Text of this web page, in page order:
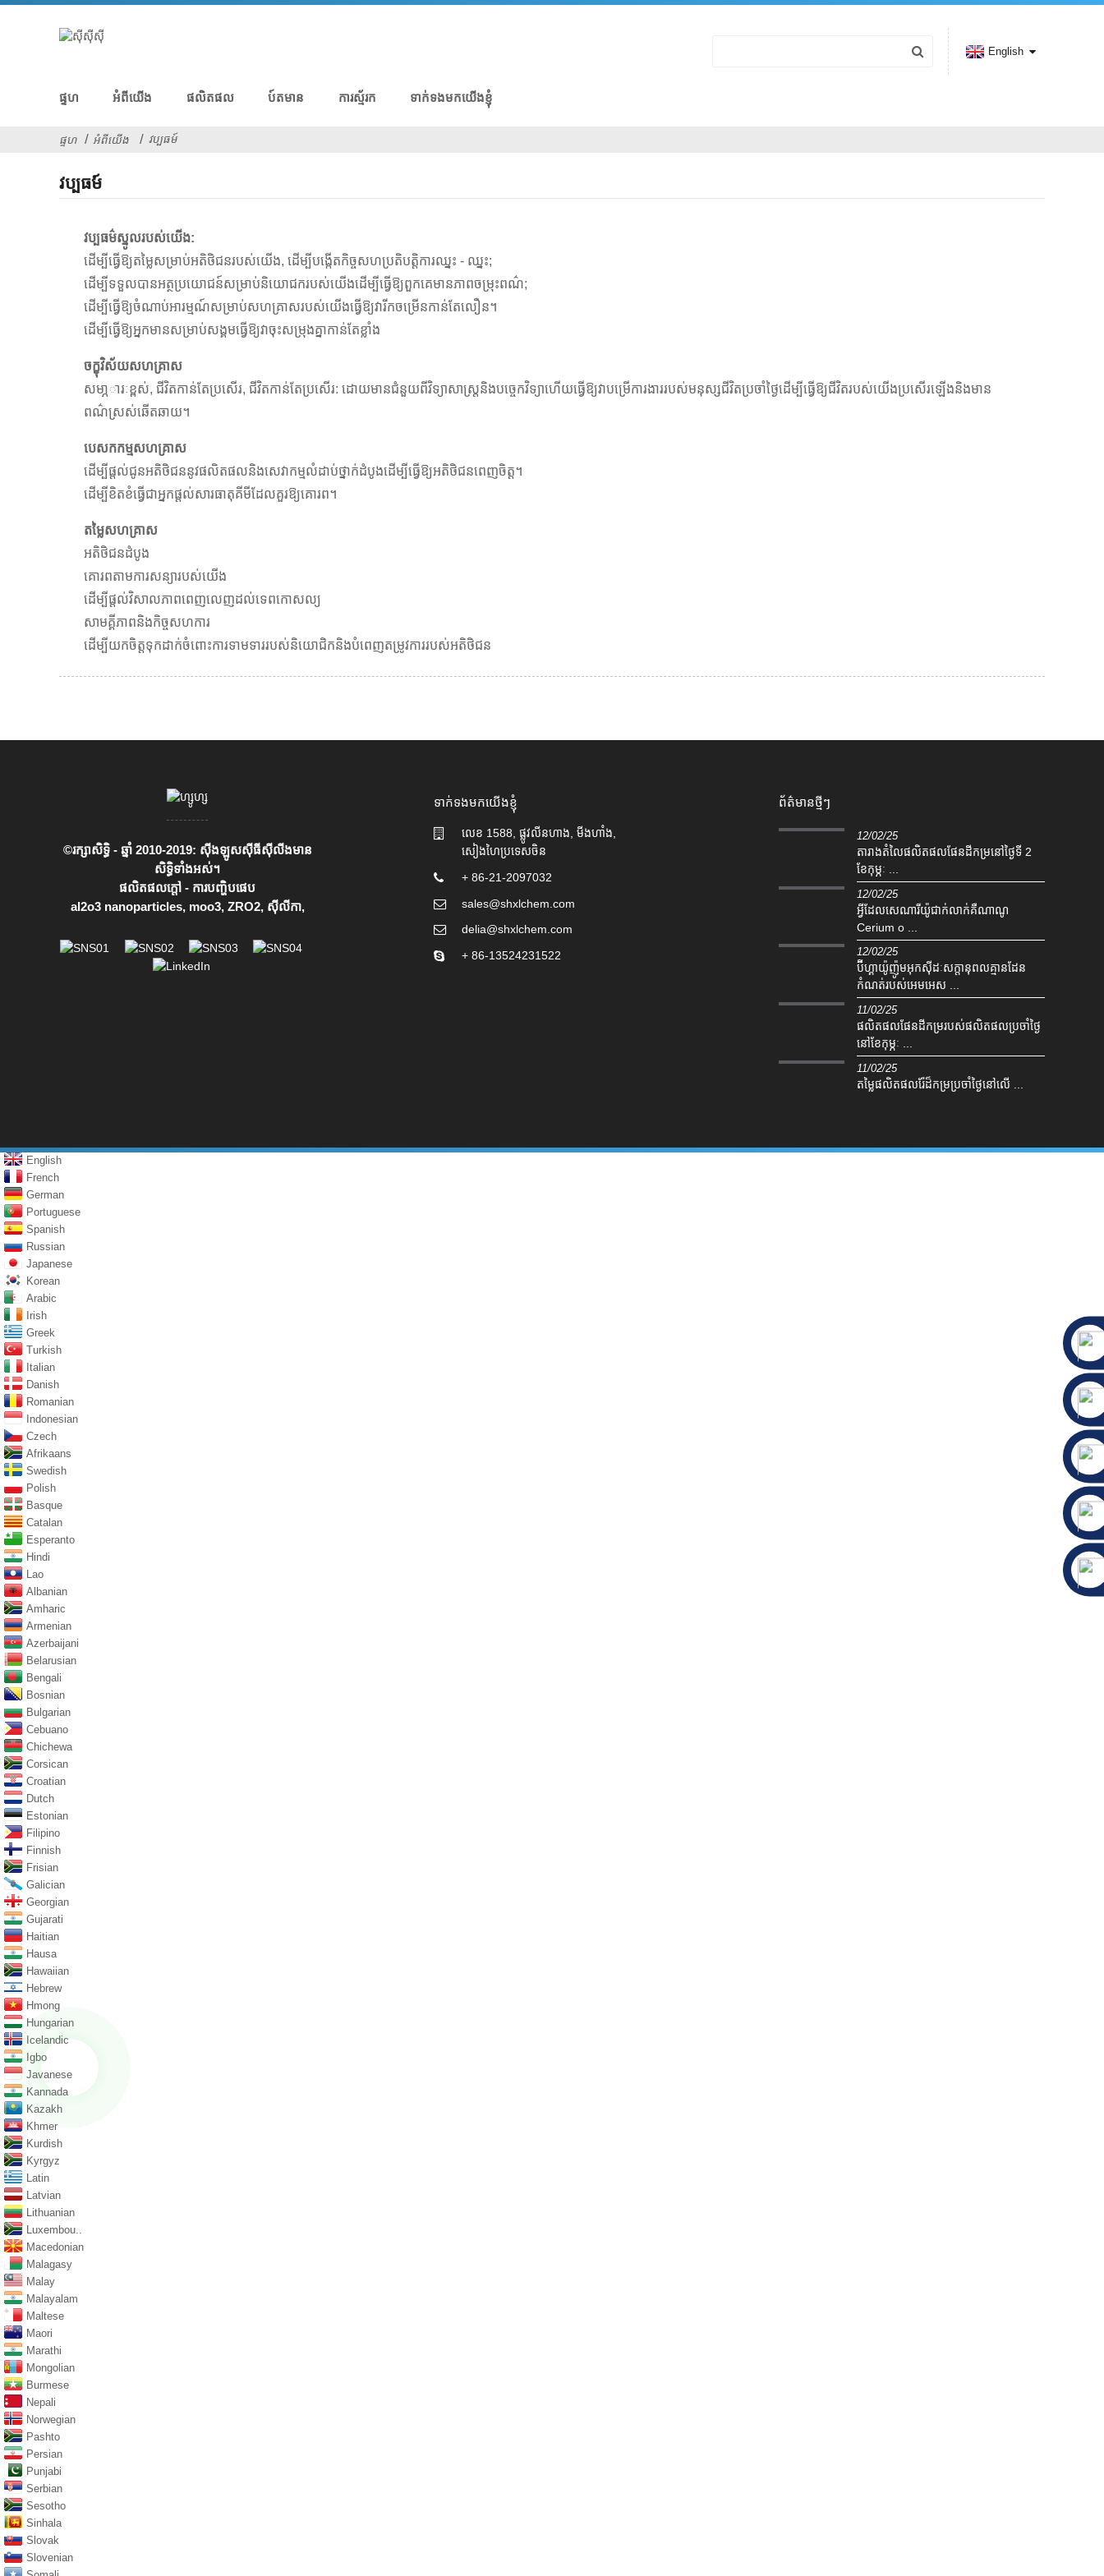
ផ្ទហ អំពីយើង ផលិតផល ប៍តមាន ការស្ម័រក ទាក់ទងមកយើងខ្ញុំ
English
ផ្ទហ អំពីយើង វប្បធម៍
វប្បធម៍
វប្បធម៌ស្នូលរបស់យើង:
ដើម្បីធ្វើឱ្យតម្លៃសម្រាប់អតិថិជនរបស់យើង, ដើម្បីបង្កើតកិច្ចសហប្រតិបត្តិការឈ្នះ - ឈ្នះ;
ដើម្បីទទួលបានអត្ថប្រយោជន៍សម្រាប់និយោជករបស់យើងដើម្បីធ្វើឱ្យពួកគេមានភាពចម្រុះពណ៌;
ដើម្បីធ្វើឱ្យចំណាប់អារម្មណ៍សម្រាប់សហគ្រាសរបស់យើងធ្វើឱ្យវារីកចម្រើនកាន់តែលឿន។
ដើម្បីធ្វើឱ្យអ្នកមានសម្រាប់សង្គមធ្វើឱ្យវាចុះសម្រុងគ្នាកាន់តែខ្លាំង
ចក្ខុវិស័យសហគ្រាស
សមា្ភារៈខ្ពស់, ជីវិតកាន់តែប្រសើរ, ជីវិតកាន់តែប្រសើរ: ដោយមានជំនួយពីវិទ្យាសាស្ត្រនិងបច្ចេកវិទ្យាហើយធ្វើឱ្យវាបម្រើការងាររបស់មនុស្សជីវិតប្រចាំថ្ងៃដើម្បីធ្វើឱ្យជីវិតរបស់យើងប្រសើរឡើងនិងមាន
ពណ៌ស្រស់ឆើតឆាយ។
បេសកកម្មសហគ្រាស
ដើម្បីផ្តល់ជូនអតិថិជននូវផលិតផលនិងសេវាកម្មលំដាប់ថ្នាក់ដំបូងដើម្បីធ្វើឱ្យអតិថិជនពេញចិត្ត។
ដើម្បីខិតខំធ្វើជាអ្នកផ្តល់សារធាតុគីមីដែលគួរឱ្យគោរព។
តម្លៃសហគ្រាស
អតិថិជនដំបូង
គោរពតាមការសន្យារបស់យើង
ដើម្បីផ្តល់វិសាលភាពពេញលេញដល់ទេពកោសល្យ
សាមគ្គីភាពនិងកិច្ចសហការ
ដើម្បីយកចិត្តទុកដាក់ចំពោះការទាមទាររបស់និយោជិកនិងបំពេញតម្រូវការរបស់អតិថិជន
©រក្សាសិទ្ធិ - ឆ្នាំ 2010-2019: ស៊ីងឡូសស៊ីធីស៊ីលីងមាន
សិទ្ធិទាំងអស់។
ផលិតផលក្តៅ - ការបញ្ហិបផេប
al2o3 nanoparticles, moo3, ZRO2, ស៊ីលីកា,
ទាក់ទងមកយើងខ្ញុំ
លេខ 1588, ផ្លូវលីនហាង, មីងហាំង,
សៀងហៃប្រទេសចិន
+ 86-21-2097032
sales@shxlchem.com
delia@shxlchem.com
+ 86-13524231522
ព័ត៌មានថ្មីៗ
12/02/25
តារាងតំលៃផលិតផលផែនដីកម្រនៅថ្ងៃទី 2
ខែកុម្ភៈ ...
12/02/25
អ្វីដែលសេណារីយ៉ូជាក់លាក់គឺណាណូ
Cerium o ...
12/02/25
ប៊ីហ្គាយ៉ូញ៉ូមអុកស៊ីដៈសក្តានុពលគ្មានដែន
កំណត់របស់អេមអេស ...
11/02/25
ផលិតផលផែនដីកម្ររបស់ផលិតផលប្រចាំថ្ងៃ
នៅខែកុម្ភៈ ...
11/02/25
តម្លៃផលិតផលរ៉ែដ៏កម្រប្រចាំថ្ងៃនៅលើ ...
English
French
German
Portuguese
Spanish
Russian
Japanese
Korean
Arabic
Irish
Greek
Turkish
Italian
Danish
Romanian
Indonesian
Czech
Afrikaans
Swedish
Polish
Basque
Catalan
Esperanto
Hindi
Lao
Albanian
Amharic
Armenian
Azerbaijani
Belarusian
Bengali
Bosnian
Bulgarian
Cebuano
Chichewa
Corsican
Croatian
Dutch
Estonian
Filipino
Finnish
Frisian
Galician
Georgian
Gujarati
Haitian
Hausa
Hawaiian
Hebrew
Hmong
Hungarian
Icelandic
Igbo
Javanese
Kannada
Kazakh
Khmer
Kurdish
Kyrgyz
Latin
Latvian
Lithuanian
Luxembou..
Macedonian
Malagasy
Malay
Malayalam
Maltese
Maori
Marathi
Mongolian
Burmese
Nepali
Norwegian
Pashto
Persian
Punjabi
Serbian
Sesotho
Sinhala
Slovak
Slovenian